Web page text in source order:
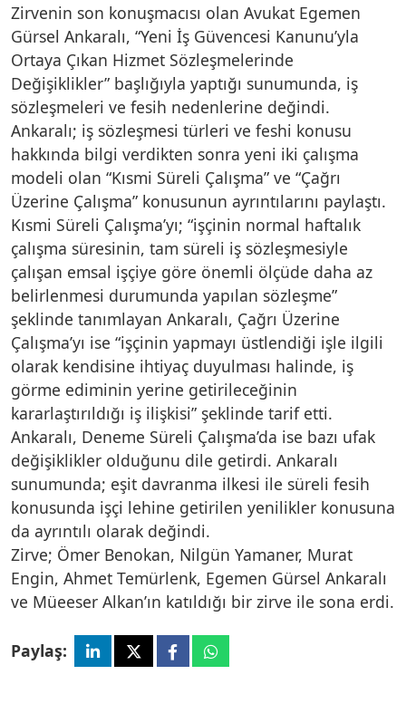
Zirvenin son konuşmacısı olan Avukat Egemen
Gürsel Ankaralı, “Yeni İş Güvencesi Kanunu’yla
Ortaya Çıkan Hizmet Sözleşmelerinde
Değişiklikler” başlığıyla yaptığı sunumunda, iş
sözleşmeleri ve fesih nedenlerine değindi.
Ankaralı; iş sözleşmesi türleri ve feshi konusu
hakkında bilgi verdikten sonra yeni iki çalışma
modeli olan “Kısmi Süreli Çalışma” ve “Çağrı
Üzerine Çalışma” konusunun ayrıntılarını paylaştı.
Kısmi Süreli Çalışma’yı; “işçinin normal haftalık
çalışma süresinin, tam süreli iş sözleşmesiyle
çalışan emsal işçiye göre önemli ölçüde daha az
belirlenmesi durumunda yapılan sözleşme”
şeklinde tanımlayan Ankaralı, Çağrı Üzerine
Çalışma’yı ise “işçinin yapmayı üstlendiği işle ilgili
olarak kendisine ihtiyaç duyulması halinde, iş
görme ediminin yerine getirileceğinin
kararlaştırıldığı iş ilişkisi” şeklinde tarif etti.
Ankaralı, Deneme Süreli Çalışma’da ise bazı ufak
değişiklikler olduğunu dile getirdi. Ankaralı
sunumunda; eşit davranma ilkesi ile süreli fesih
konusunda işçi lehine getirilen yenilikler konusuna
da ayrıntılı olarak değindi.
Zirve; Ömer Benokan, Nilgün Yamaner, Murat
Engin, Ahmet Temürlenk, Egemen Gürsel Ankaralı
ve Müeeser Alkan’ın katıldığı bir zirve ile sona erdi.
Paylaş: